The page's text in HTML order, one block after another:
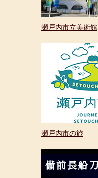
瀬戸内市立美術館
瀬戸内市の旅